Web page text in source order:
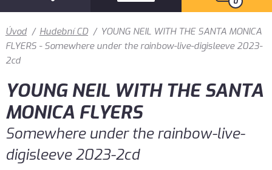
Úvod / Hudební CD / YOUNG NEIL WITH THE SANTA MONICA
FLYERS - Somewhere under the rainbow-live-digisleeve 2023-
2cd
YOUNG NEIL WITH THE SANTA
MONICA FLYERS
Somewhere under the rainbow-live-
digisleeve 2023-2cd